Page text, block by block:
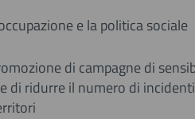
e la politica sociale
di campagne di
di ridurre il numero di